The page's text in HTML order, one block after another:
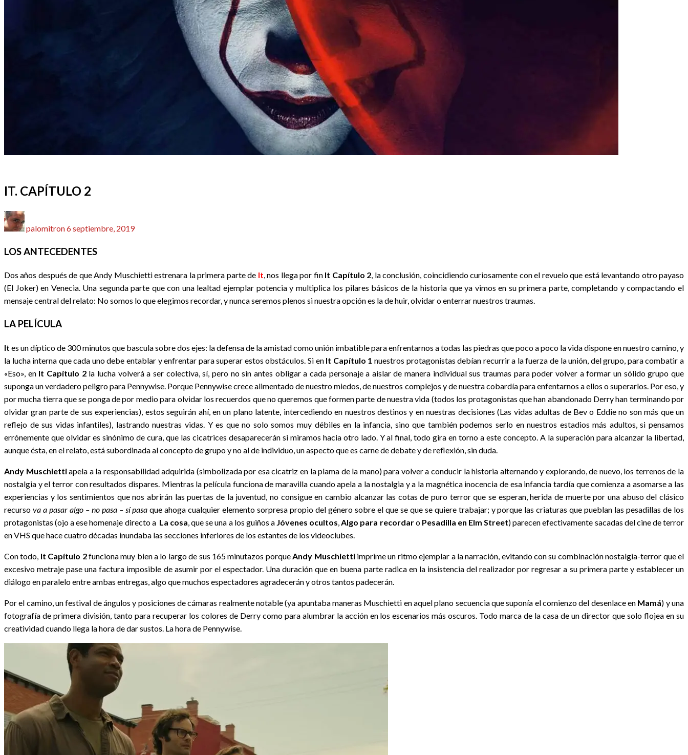
IT. CAPÍTULO 2
palomitronel
6 septiembre, 2019
LOS ANTECEDENTES
Dos años después de que Andy Muschietti estrenara la primera parte de It, nos llega por finIt Capítulo 2, la conclusión, coincidiendo curiosamente con el revuelo que está levantando otro payaso
(El Joker) en Venecia. Una segunda parte que con una lealtad ejemplar potencia y multiplica los pilares básicos de la historia que ya vimos en su primera parte, completando y compactando el
mensaje central del relato: No somos lo que elegimos recordar, y nunca seremos plenos si nuestra opción es la de huir, olvidar o enterrar nuestros traumas.
LA PELÍCULA
It es un díptico de 300 minutos que bascula sobre dos ejes: la defensa de la amistad como unión imbatible para enfrentarnos a todas las piedras que poco a poco la vida dispone en nuestro camino, y
la lucha interna que cada uno debe entablar y enfrentar para superar estos obstáculos. Si en It Capítulo 1 nuestros protagonistas debían recurrir a la fuerza de la unión, del grupo, para combatir a
«Eso», enIt Capítulo 2la lucha volverá a ser colectiva, sí, pero no sin antes obligar a cada personaje a aislar de manera individual sus traumas para poder volver a formar un sólido grupo que
suponga un verdadero peligro para Pennywise. Porque Pennywise crece alimentado de nuestro miedos, de nuestros complejos y de nuestra cobardía para enfentarnos a ellos o superarlos. Por eso, y
por mucha tierra que se ponga de por medio para olvidar los recuerdos que no queremos que formen parte de nuestra vida (todos los protagonistas que han abandonado Derry han terminando por
olvidar gran parte de sus experiencias), estos seguirán ahí, en un plano latente, intercediendo en nuestros destinos y en nuestras decisiones (Las vidas adultas de Bev o Eddie no son más que un
reflejo de sus vidas infantiles), lastrando nuestras vidas. Y es que no solo somos muy débiles en la infancia, sino que también podemos serlo en nuestros estadios más adultos, si pensamos
errónemente que olvidar es sinónimo de cura, que las cicatrices desaparecerán si miramos hacia otro lado. Y al final, todo gira en torno a este concepto. A la superación para alcanzar la libertad,
aunque ésta, en el relato, está subordinada al concepto de grupo y no al de individuo, un aspecto que es carne de debate y de reflexión, sin duda.
Andy Muschiettiapela a la responsabilidad adquirida (simbolizada por esa cicatriz en la plama de la mano) para volver a conducir la historia alternando y explorando, de nuevo, los terrenos de la
nostalgia y el terror con resultados dispares. Mientras la película funciona de maravilla cuando apela a la nostalgia y a la magnética inocencia de esa infancia tardía que comienza a asomarse a las
experiencias y los sentimientos que nos abrirán las puertas de la juventud, no consigue en cambio alcanzar las cotas de puro terror que se esperan, herida de muerte por una abuso del clásico
recurso va a pasar algo – no pasa – sí pasaque ahoga cualquier elemento sorpresa propio del género sobre el que se que se quiere trabajar; y porque las criaturas que pueblan las pesadillas de los
protagonistas (ojo a ese homenaje directo a La cosa , que se una a los guiños a Jóvenes ocultos Algo para recordaro Pesadilla en Elm Street) parecen efectivamente sacadas del cine de terror
en VHS que hace cuatro décadas inundaba las secciones inferiores de los estantes de los videoclubes.
Con todo, It Capítulo 2funciona muy bien a lo largo de sus 165 minutazos porque Andy Muschiettiimprime un ritmo ejemplar a la narración, evitando con su combinación nostalgia-terror que el
excesivo metraje pase una factura imposible de asumir por el espectador. Una duración que en buena parte radica en la insistencia del realizador por regresar a su primera parte y establecer un
diálogo en paralelo entre ambas entregas, algo que muchos espectadores agradecerán y otros tantos padecerán.
Por el camino, un festival de ángulos y posiciones de cámaras realmente notable (ya apuntaba maneras Muschietti en aquel plano secuencia que suponía el comienzo del desenlace en Mamá) y una
fotografía de primera división, tanto para recuperar los colores de Derry como para alumbrar la acción en los escenarios más oscuros. Todo marca de la casa de un director que solo flojea en su
creatividad cuando llega la hora de dar sustos. La hora de Pennywise.